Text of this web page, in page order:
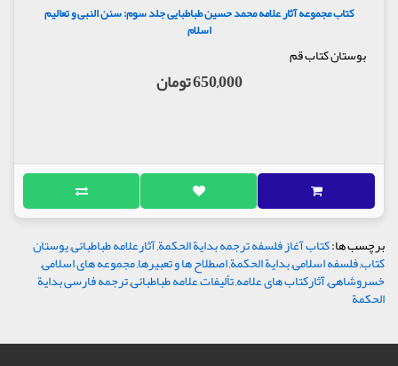
کتاب مجموعه آثار علامه محمد حسین طباطبایی جلد سوم: سنن النبی و تعالیم
اسلام
بوستان کتاب قم
650,000 تومان
برچسب ها:کتاب آغاز فلسفه ترجمه بدایة الحکمة,آثارعلامه طباطبائی,یوستان
کتاب,فلسفه اسلامی,بدایة الحکمة,اصطلاح ها و تعبیرها,مجموعه های اسلامی,
خسروشاهی,آثارکتاب های علامه,تألیفات علامه طباطبائی,ترجمه فارسی بدایة
الحکمة